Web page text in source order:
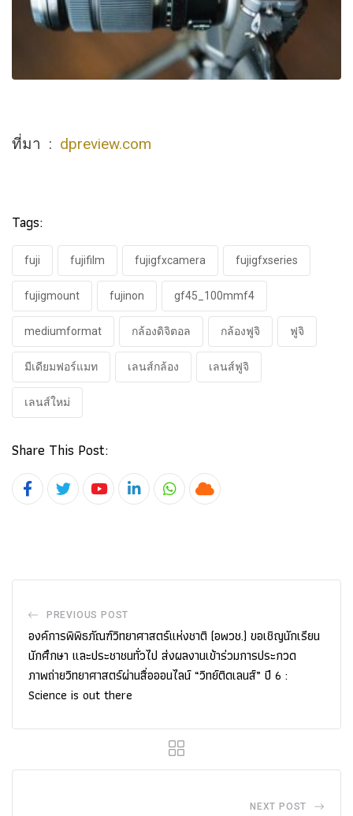
ที่มา : dpreview.com
Tags:
fuji fujifilm fujigfxcamera fujigfxseries
fujigmount fujinon gf45_100mmf4
mediumformat กล้องดิจิตอล กล้องฟูจิ ฟูจิ
มีเดียมฟอร์แมท เลนส์กล้อง เลนส์ฟูจิ
เลนส์ใหม่
Share This Post:
YoutubeLinkedInWhatsapp
Cloud
PREVIOUS POST
องค์การพิพิธภัณฑ์วิทยาศาสตร์แห่งชาติ (อพวช.) ขอเชิญนักเรียน
นักศึกษา และประชาชนทั่วไป ส่งผลงานเข้าร่วมการประกวด
ภาพถ่ายวิทยาศาสตร์ผ่านสื่อออนไลน์ “วิทย์ติดเลนส์” ปี 6 :
Science is out there
NEXT POST